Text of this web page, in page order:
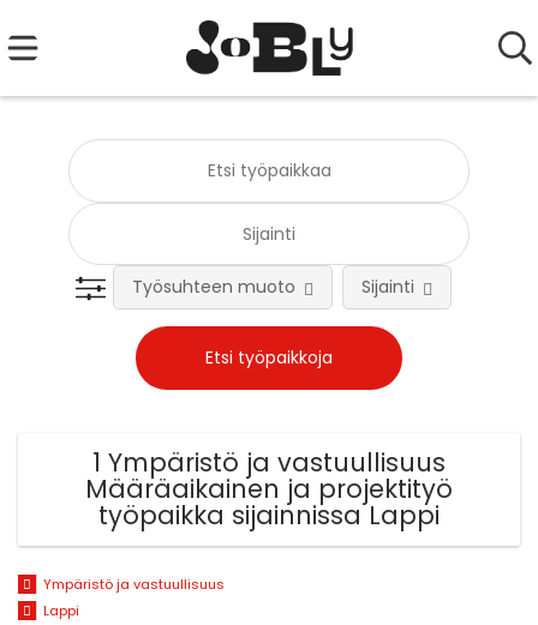
Työsuhteen muoto Sijainti
1 Ympäristö ja vastuullisuus
Määräaikainen ja projektityö
työpaikka sijainnissa Lappi
Ympäristö ja vastuullisuus
Lappi